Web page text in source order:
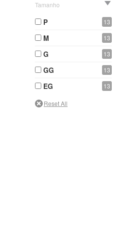
Tamanho
P 13
M 13
G 13
GG 13
EG 13